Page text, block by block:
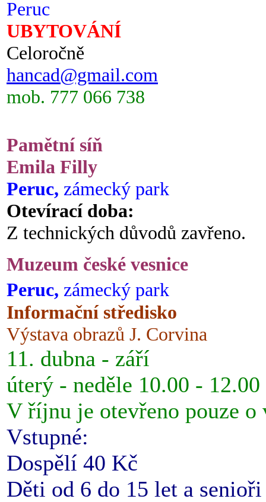
Peruc
UBYTOVÁNÍ
Celoročně
hancad@gmail.com
mob. 777 066 738
Pamětní síň
Emila Filly
Peruc, zámecký park
Otevírací doba:
Z technických důvodů zavřeno.
Muzeum české vesnice
Peruc, zámecký park
Informační středisko
Výstava obrazů J. Corvina
11. dubna - září
úterý - neděle 10.00 -
V říjnu je otevřeno pouze o
Vstupné:
Dospělí 40 Kč
Děti od 6 do 15 let a